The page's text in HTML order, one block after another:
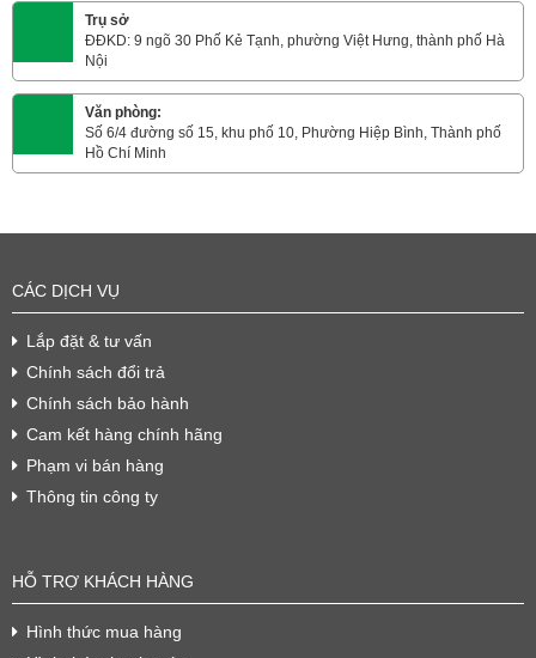
Trụ sở
ĐĐKD: 9 ngõ 30 Phố Kẻ Tạnh, phường Việt Hưng, thành phố Hà
Nội
Văn phòng:
Số 6/4 đường số 15, khu phố 10, Phường Hiệp Bình, Thành phố
Hồ Chí Minh
CÁC DỊCH VỤ
Lắp đặt & tư vấn
Chính sách đổi trả
Chính sách bảo hành
Cam kết hàng chính hãng
Phạm vi bán hàng
Thông tin công ty
HỖ TRỢ KHÁCH HÀNG
Hình thức mua hàng